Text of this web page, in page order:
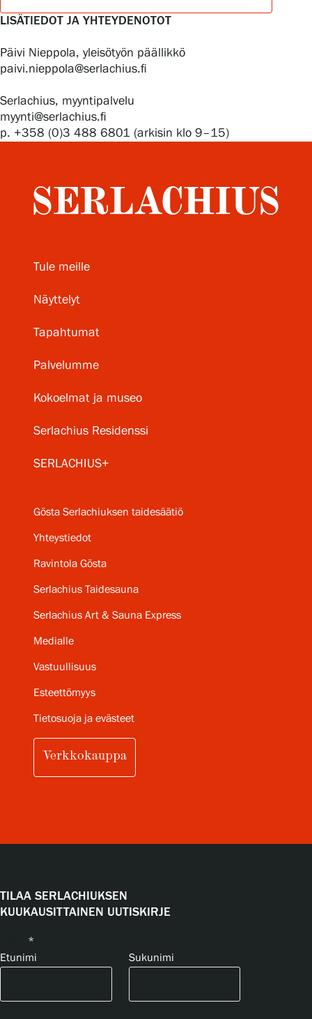
LISÄTIEDOT JA YHTEYDENOTOT
Päivi Nieppola, yleisötyön päällikkö
paivi.nieppola@serlachius.fi
Serlachius, myyntipalvelu
myynti@serlachius.fi
p. +358 (0)3 488 6801 (arkisin klo 9–15)
Tule meille
Näyttelyt
Tapahtumat
Palvelumme
Kokoelmat ja museo
Serlachius Residenssi
SERLACHIUS+
Gösta Serlachiuksen taidesäätiö
Yhteystiedot
Ravintola Gösta
Serlachius Taidesauna
Serlachius Art & Sauna Express
Medialle
Vastuullisuus
Esteettömyys
Tietosuoja ja evästeet
Verkkokauppa
TILAA SERLACHIUKSEN
KUUKAUSITTAINEN UUTISKIRJE
*
Etunimi
Sukunimi